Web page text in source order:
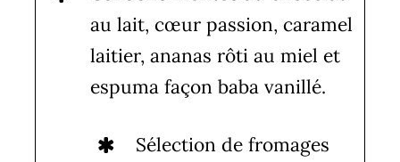
au lait, cœur passion, caramel
laitier, ananas rôti au miel et
espuma façon baba vanillé.
Sélection de fromages